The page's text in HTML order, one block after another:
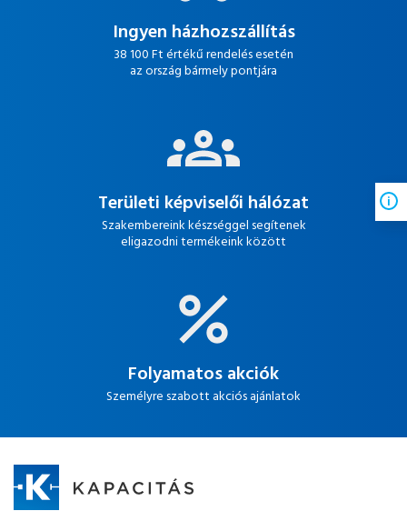
Ingyen házhozszállítás
38 100 Ft értékű rendelés esetén
az ország bármely pontjára
Területi képviselői hálózat
Szakembereink készséggel segítenek
eligazodni termékeink között
Folyamatos akciók
Személyre szabott akciós ajánlatok